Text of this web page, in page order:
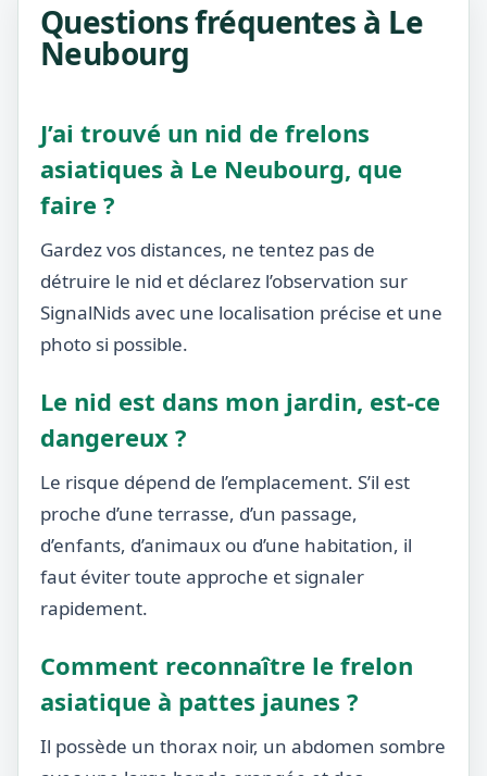
Questions fréquentes à Le
Neubourg
J’ai trouvé un nid de frelons
asiatiques à Le Neubourg, que
faire ?
Gardez vos distances, ne tentez pas de
détruire le nid et déclarez l’observation sur
SignalNids avec une localisation précise et une
photo si possible.
Le nid est dans mon jardin, est-ce
dangereux ?
Le risque dépend de l’emplacement. S’il est
proche d’une terrasse, d’un passage,
d’enfants, d’animaux ou d’une habitation, il
faut éviter toute approche et signaler
rapidement.
Comment reconnaître le frelon
asiatique à pattes jaunes ?
Il possède un thorax noir, un abdomen sombre